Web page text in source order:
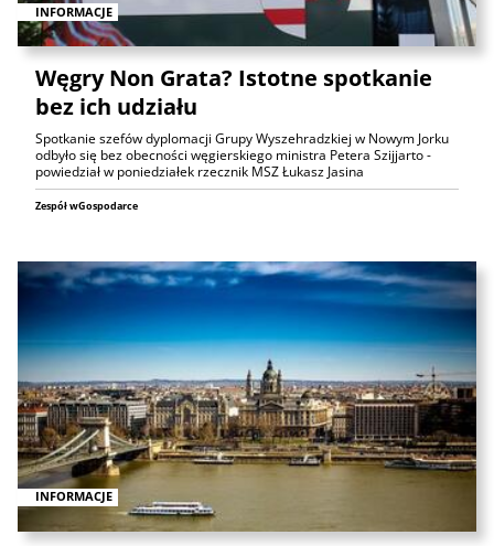
INFORMACJE
Węgry Non Grata? Istotne spotkanie
bez ich udziału
Spotkanie szefów dyplomacji Grupy Wyszehradzkiej w Nowym Jorku
odbyło się bez obecności węgierskiego ministra Petera Szijjarto -
powiedział w poniedziałek rzecznik MSZ Łukasz Jasina
Zespół wGospodarce
INFORMACJE